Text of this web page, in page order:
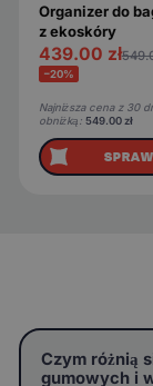
Organizer do
z ekoskóry
439.00 zł
−20%
Najniższa cena z 30
obniżką: 549.00zł
Czym różnią
gumowych i